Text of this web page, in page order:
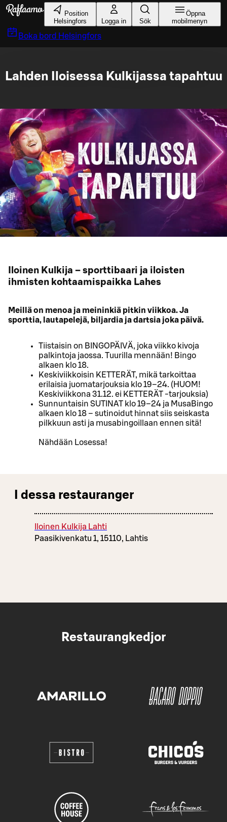
Gå till huvudinnehållet
Position
Helsingfors
Logga in Sök
Öppna
mobilmenyn
Boka bord Helsingfors
Lahden Iloisessa Kulkijassa tapahtuu
Iloinen Kulkija – sporttibaari ja iloisten
ihmisten kohtaamispaikka Lahes
Meillä on menoa ja meininkiä pitkin viikkoa. Ja
sporttia, lautapelejä, biljardia ja dartsia joka päivä.
Tiistaisin on BINGOPÄIVÄ, joka viikko kivoja
palkintoja jaossa. Tuurilla mennään! Bingo
alkaen klo 18.
Keskiviikkoisin KETTERÄT, mikä tarkoittaa
erilaisia juomatarjouksia klo 19–24. (HUOM!
Keskiviikkona 31.12. ei KETTERÄT -tarjouksia)
Sunnuntaisin SUTINAT klo 19–24 ja MusaBingo
alkaen klo 18 – sutinoidut hinnat siis seiskasta
pilkkuun asti ja musabingoillaan ennen sitä!
Nähdään Losessa!
I dessa restauranger
Iloinen Kulkija Lahti
Paasikivenkatu 1, 15110, Lahtis
Restaurangkedjor